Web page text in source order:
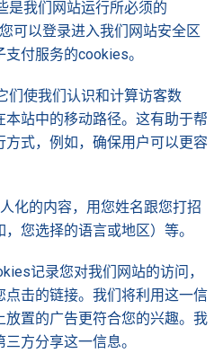
是我们网站运行所必须的
可以登录进入我们网站安全区
付服务的cookies。
们使我们认识和计算访客数
本站中的移动路径。这有助于帮
式，例如，确保用户可以更容
化的内容，用您姓名跟您打招
您选择的语言或地区）等。
记录您对我们网站的访问，
击的链接。我们将利用这一信
置的广告更符合您的兴趣。我
方分享这一信息。